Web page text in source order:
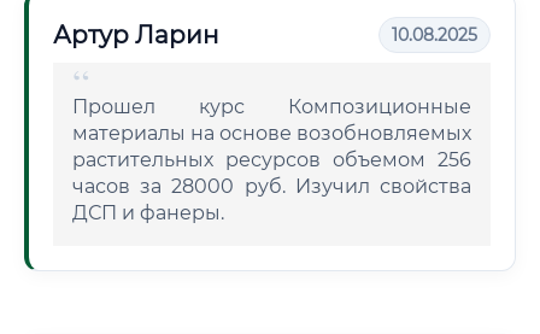
Артур Ларин 10.08.2025
Прошел курс Композиционные
материалы на основе возобновляемых
растительных ресурсов объемом 256
часов за 28000 руб. Изучил свойства
ДСП и фанеры.